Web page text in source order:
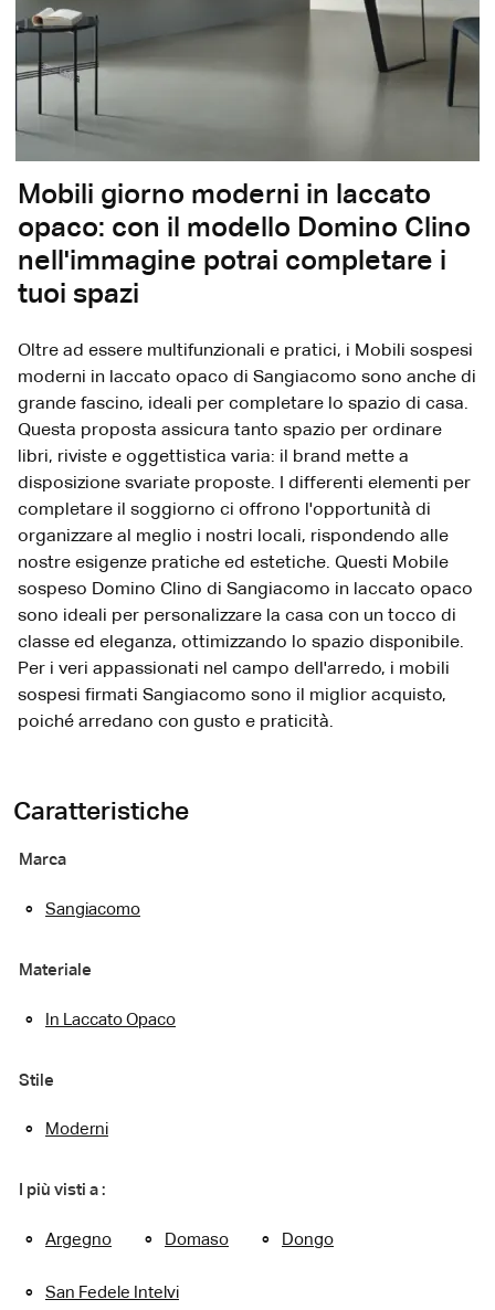
Mobili giorno moderni in laccato
opaco: con il modello Domino Clino
nell'immagine potrai completare i
tuoi spazi
Oltre ad essere multifunzionali e pratici, i Mobili sospesi
moderni in laccato opaco di Sangiacomo sono anche di
grande fascino, ideali per completare lo spazio di casa.
Questa proposta assicura tanto spazio per ordinare
libri, riviste e oggettistica varia: il brand mette a
disposizione svariate proposte. I differenti elementi per
completare il soggiorno ci offrono l'opportunità di
organizzare al meglio i nostri locali, rispondendo alle
nostre esigenze pratiche ed estetiche. Questi Mobile
sospeso Domino Clino di Sangiacomo in laccato opaco
sono ideali per personalizzare la casa con un tocco di
classe ed eleganza, ottimizzando lo spazio disponibile.
Per i veri appassionati nel campo dell'arredo, i mobili
sospesi firmati Sangiacomo sono il miglior acquisto,
poiché arredano con gusto e praticità.
Caratteristiche
Marca
Sangiacomo
Materiale
In Laccato Opaco
Stile
Moderni
I più visti a :
Argegno Domaso Dongo
San Fedele Intelvi